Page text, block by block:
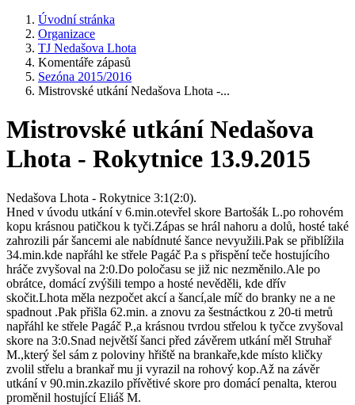
Úvodní stránka
Organizace
TJ Nedašova Lhota
Komentáře zápasů
Sezóna 2015/2016
Mistrovské utkání Nedašova Lhota -...
Mistrovské utkání Nedašova
Lhota - Rokytnice 13.9.2015
Nedašova Lhota - Rokytnice 3:1(2:0).
Hned v úvodu utkání v 6.min.otevřel skore Bartošák L.po rohovém
kopu krásnou patičkou k tyči.Zápas se hrál nahoru a dolů, hosté také
zahrozili pár šancemi ale nabídnuté šance nevyužili.Pak se přiblížila
34.min.kde napřáhl ke střele Pagáč P.a s přispění teče hostujícího
hráče zvyšoval na 2:0.Do poločasu se již nic nezměnilo.Ale po
obrátce, domácí zvýšili tempo a hosté nevěděli, kde dřív
skočit.Lhota měla nezpočet akcí a šancí,ale míč do branky ne a ne
spadnout .Pak přišla 62.min. a znovu za šestnáctkou z 20-ti metrů
napřáhl ke střele Pagáč P.,a krásnou tvrdou střelou k tyčce zvyšoval
skore na 3:0.Snad největší šanci před závěrem utkání měl Struhař
M.,který šel sám z poloviny hřiště na brankaře,kde místo kličky
zvolil střelu a brankař mu ji vyrazil na rohový kop.Až na závěr
utkání v 90.min.zkazilo přívětivé skore pro domácí penalta, kterou
proměnil hostující Eliáš M.